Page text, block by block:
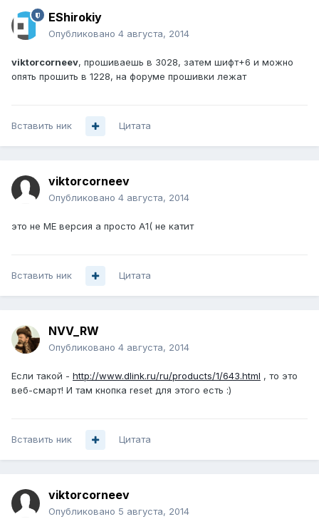
EShirokiy
Опубликовано 4 августа, 2014
viktorcorneev, прошиваешь в 3028, затем шифт+6 и можно
опять прошить в 1228, на форуме прошивки лежат
Вставить ник Цитата
viktorcorneev
Опубликовано 4 августа, 2014
это не ME версия а просто A1( не катит
Вставить ник Цитата
NVV_RW
Опубликовано 4 августа, 2014
Если такой - http://www.dlink.ru/ru/products/1/643.html , то это
веб-смарт! И там кнопка reset для этого есть :)
Вставить ник Цитата
viktorcorneev
Опубликовано 5 августа, 2014